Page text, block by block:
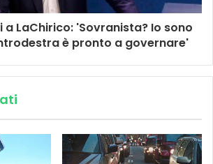
a LaChirico: 'Sovranista? Io sono
è pronto a governare'